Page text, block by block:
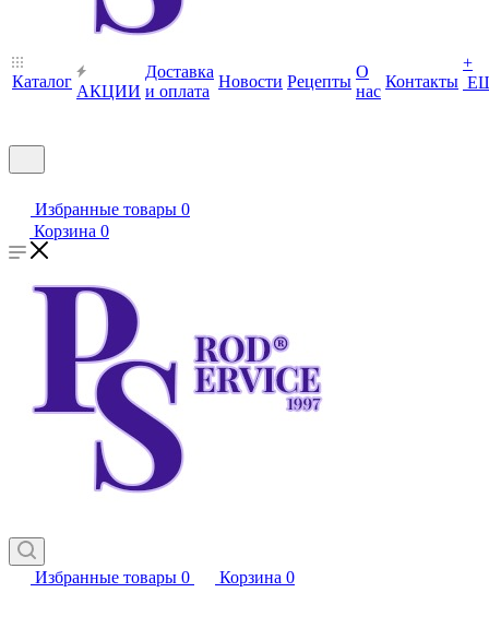
Каталог
АКЦИИ
Доставка
и оплата
Новости Рецепты
О
нас
Контакты
+
Избранные товары 0
Корзина 0
Избранные товары 0 Корзина 0